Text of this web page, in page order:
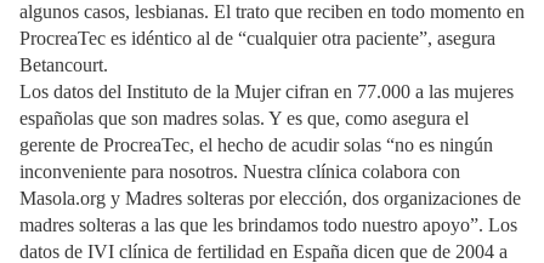
algunos casos, lesbianas. El trato que reciben en todo momento en
ProcreaTec es idéntico al de “cualquier otra paciente”, asegura
Betancourt.
Los datos del Instituto de la Mujer cifran en 77.000 a las mujeres
españolas que son madres solas. Y es que, como asegura el
gerente de ProcreaTec, el hecho de acudir solas “no es ningún
inconveniente para nosotros. Nuestra clínica colabora con
Masola.org y Madres solteras por elección, dos organizaciones de
madres solteras a las que les brindamos todo nuestro apoyo”. Los
datos de IVI clínica de fertilidad en España dicen que de 2004 a